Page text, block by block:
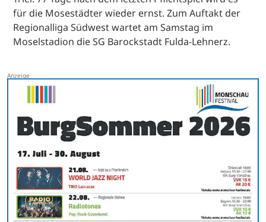
für die Mosestädter wieder ernst. Zum Auftakt der
Regionalliga Südwest wartet am Samstag im
Moselstadion die SG Barockstadt Fulda-Lehnerz.